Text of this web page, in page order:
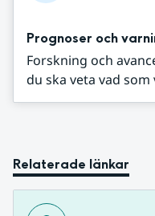
Prognoser och
Forskning och
du ska veta vad som
Relaterade länkar